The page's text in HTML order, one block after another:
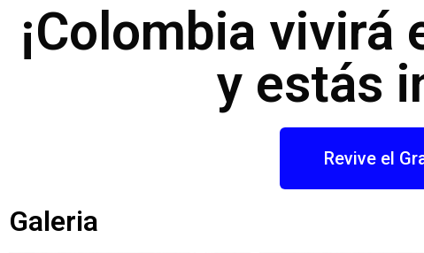
¡Colombia vivirá
y estás
Revive el
Galeria